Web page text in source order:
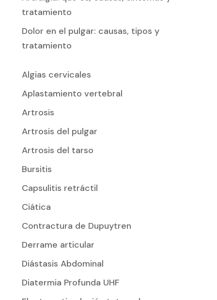
tratamiento
Dolor en el pulgar: causas, tipos y
tratamiento
Algias cervicales
Aplastamiento vertebral
Artrosis
Artrosis del pulgar
Artrosis del tarso
Bursitis
Capsulitis retráctil
Ciática
Contractura de Dupuytren
Derrame articular
Diástasis Abdominal
Diatermia Profunda UHF